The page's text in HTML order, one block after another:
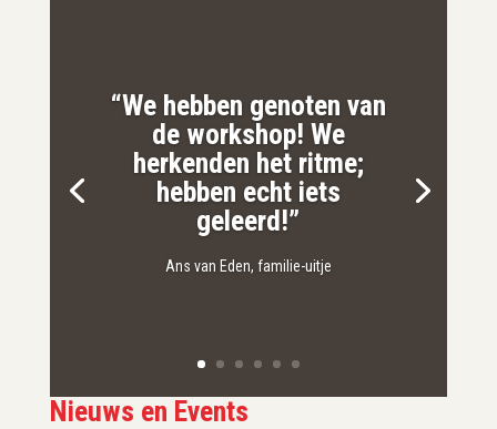
“We hebben genoten van
de workshop! We
herkenden het ritme;
hebben echt iets
geleerd!”
Ans van Eden, familie-uitje
Nieuws en Events